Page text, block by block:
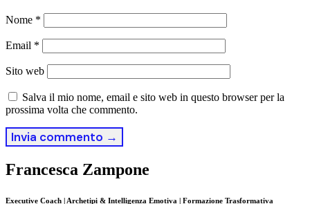
Nome *
Email *
Sito web
Salva il mio nome, email e sito web in questo browser per la
prossima volta che commento.
Francesca Zampone
Executive Coach | Archetipi & Intelligenza Emotiva | Formazione Trasformativa